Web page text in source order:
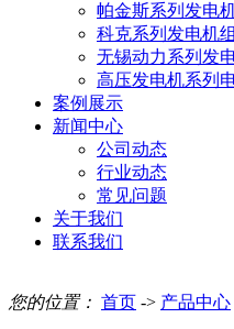
帕金斯系列发电
科克系列发电机组
无锡动力系列发
高压发电机系列
案例展示
新闻中心
公司动态
行业动态
常见问题
关于我们
联系我们
您的位置： 首页 -> 产品中心